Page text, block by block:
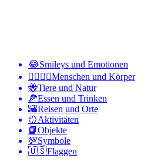
😂Smileys und Emotionen
👩‍❤️‍💋‍👨Menschen und Körper
🐝Tiere und Natur
🍕Essen und Trinken
🌇Reisen und Orte
🥎Aktivitäten
📙Objekte
💯Symbole
🇺🇸Flaggen